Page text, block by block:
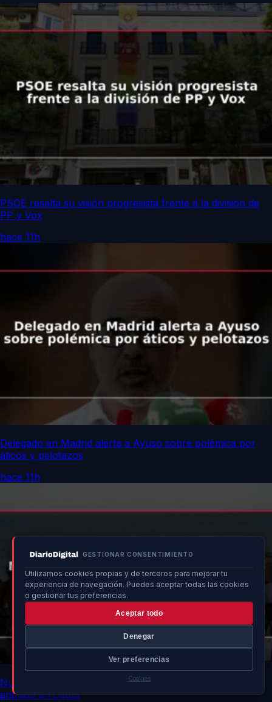
GESTIONAR CONSENTIMIENTO
Utilizamos cookies propias y de terceros para mejorar tu
experiencia de navegación. Puedes aceptar todas las cookies
o gestionar tus preferencias.
Aceptar todo
Denegar
Ver preferencias
Cookies
PSOE resalta su visión progresista frente a la división de
PP y Vox
hace 11h
Delegado en Madrid alerta a Ayuso sobre polémica por
áticos y pelotazos
hace 11h
Nuevo cuerpo encontrado eleva a 83 los muertos tras
entrada en Ceuta